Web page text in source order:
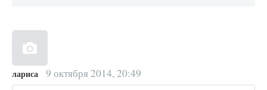
лариса 9 октября 2014, 20:49